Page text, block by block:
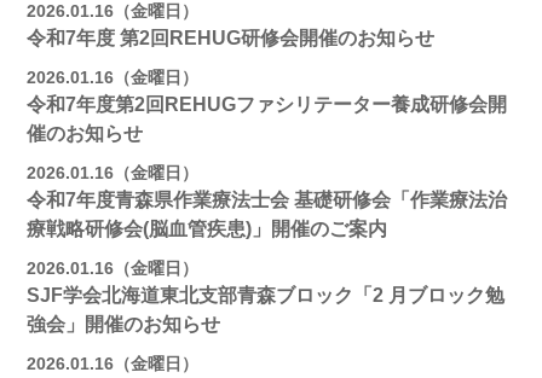
2026.01.16（金曜日）
令和7年度 第2回REHUG研修会開催のお知らせ
2026.01.16（金曜日）
令和7年度第2回REHUGファシリテーター養成研修会開
催のお知らせ
2026.01.16（金曜日）
令和7年度青森県作業療法士会 基礎研修会「作業療法治
療戦略研修会(脳血管疾患)」開催のご案内
2026.01.16（金曜日）
SJF学会北海道東北支部⻘森ブロック「2 月ブロック勉
強会」開催のお知らせ
2026.01.16（金曜日）